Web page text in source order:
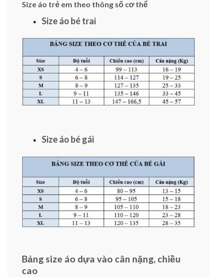
Size áo trẻ em theo thông số cơ thể
Size áo bé trai
Size áo bé gái
Bảng size áo dựa vào cân nặng, chiều
cao